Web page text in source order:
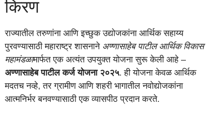
किरण
राज्यातील तरुणांना आणि इच्छुक उद्योजकांना आर्थिक सहाय्य
पुरवण्यासाठी महाराष्ट्र शासनाने अण्णासाहेब पाटील आर्थिक विकास
महामंडळामार्फत एक अत्यंत उपयुक्त योजना सुरू केली आहे –
अण्णासाहेब पाटील कर्ज योजना २०२५. ही योजना केवळ आर्थिक
मदतच नव्हे, तर ग्रामीण आणि शहरी भागातील नवोद्योजकांना
आत्मनिर्भर बनवण्यासाठी एक व्यासपीठ प्रदान करते.